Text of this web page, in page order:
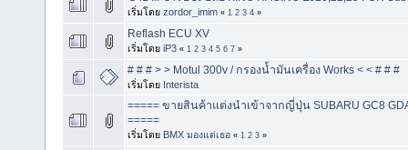
เริ่มโดย zordor_imim « 1 2 3 4 »
Reflash ECU XV
เริ่มโดย iP3 « 1 2 3 4 5 6 7 »
# # # > > Motul 300v / กรองน้ำมันเครื่อง Works < < # # #
เริ่มโดย Interista
===== ขายสินค้าแต่งนำเข้าจากญี่ปุ่น SUBARU GC8 GDA
=====
เริ่มโดย BMX มองแต่เธอ « 1 2 3 »